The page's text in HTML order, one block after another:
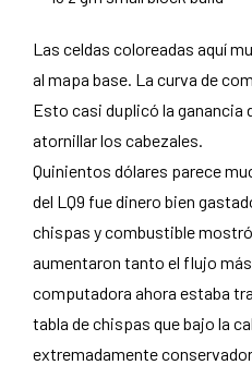
Las celdas coloreadas aquí
al mapa base. La curva de
Esto casi duplicó la ganancia
atornillar los cabezales.
Quinientos dólares parece
del LQ9 fue dinero bien
chispas y combustible
aumentaron tanto el flujo
computadora ahora estaba
tabla de chispas que bajo la
extremadamente